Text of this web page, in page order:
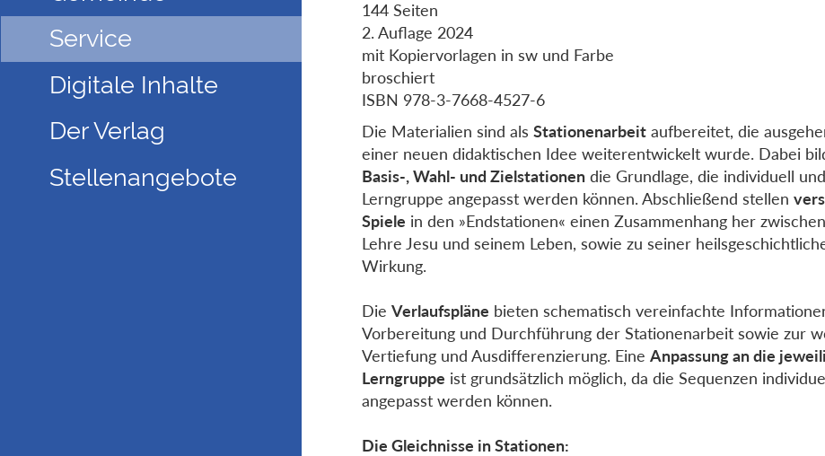
Service
Digitale Inhalte
Der Verlag
Stellenangebote
144 Seiten
2. Auflage 2024
mit Kopiervorlagen in sw und Farbe
broschiert
ISBN 978-3-7668-4527-6
Die Materialien sind alsStationenarbeit aufbereitet, die
einer neuen didaktischen Idee weiterentwickelt wurde. Dabei
Basis-, Wahl- und Zielstationen die Grundlage, die individuell
Lerngruppe angepasst werden können. Abschließend stellen
Spiele in den »Endstationen« einen Zusammenhang her
Lehre Jesu und seinem Leben, sowie zu seiner
Wirkung.
DieVerlaufspläne bieten schematisch vereinfachte
Vorbereitung und Durchführung der Stationenarbeit sowie zur
Vertiefung und Ausdifferenzierung. EineAnpassung an die
Lerngruppe ist grundsätzlich möglich, da die Sequenzen
angepasst werden können.
Die Gleichnisse in Stationen: